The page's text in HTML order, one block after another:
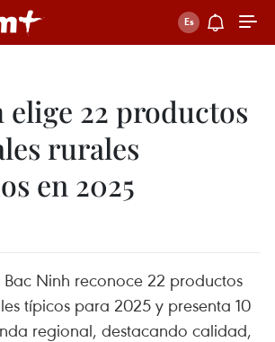
elige 22 productos
rurales
en 2025
Ninh reconoce 22 productos
típicos para 2025 y presenta 10
regional, destacando calidad,